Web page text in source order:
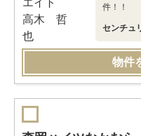
件！！
センチュ
物件